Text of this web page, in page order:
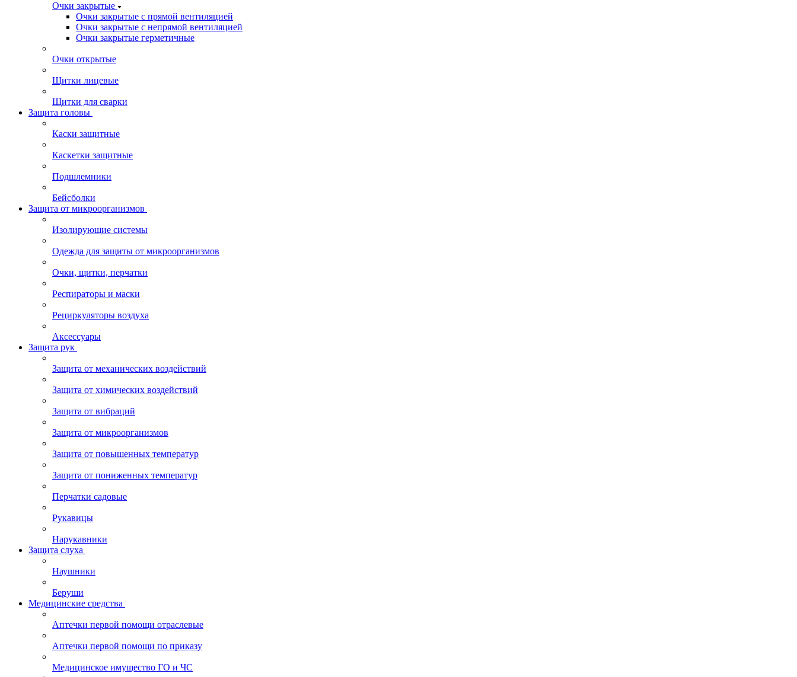
Очки закрытые
Очки закрытые с прямой вентиляцией
Очки закрытые с непрямой вентиляцией
Очки закрытые герметичные
Очки открытые
Щитки лицевые
Щитки для сварки
Защита головы
Каски защитные
Каскетки защитные
Подшлемники
Бейсболки
Защита от микроорганизмов
Изолирующие системы
Одежда для защиты от микроорганизмов
Очки, щитки, перчатки
Респираторы и маски
Рециркуляторы воздуха
Аксессуары
Защита рук
Защита от механических воздействий
Защита от химических воздействий
Защита от вибраций
Защита от микроорганизмов
Защита от повышенных температур
Защита от пониженных температур
Перчатки садовые
Рукавицы
Нарукавники
Защита слуха
Наушники
Беруши
Медицинские средства
Аптечки первой помощи отраслевые
Аптечки первой помощи по приказу
Медицинское имущество ГО и ЧС